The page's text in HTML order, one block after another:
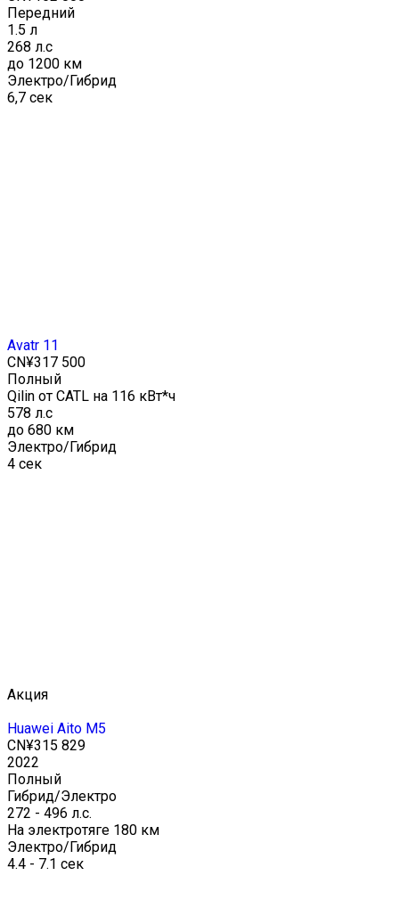
Передний
1.5 л
268 л.с
до 1200 км
Электро/Гибрид
6,7 сек
Avatr 11
CN¥317 500
Полный
Qilin от CATL на 116 кВт*ч
578 л.с
до 680 км
Электро/Гибрид
4 сек
Акция
Huawei Aito M5
CN¥315 829
2022
Полный
Гибрид/Электро
272 - 496 л.с.
На электротяге 180 км
Электро/Гибрид
4.4 - 7.1 сек